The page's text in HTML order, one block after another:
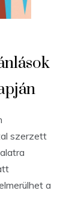
szerzett
a